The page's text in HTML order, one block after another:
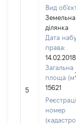
5
Вид
Земельна
ділянка
Дата
права:
14.02.2018
Загальна
площа (м
15621
номер